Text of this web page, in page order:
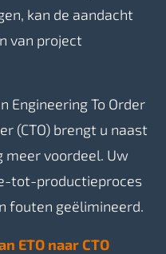
kan de aandacht
van project
Engineering To Order
(CTO) brengt u naast
meer voordeel. Uw
tot-productieproces
fouten geëlimineerd.
ETO naar CTO